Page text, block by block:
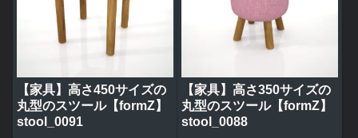
【家具】高さ450サイズの
丸型のスツール【formZ】
stool_0091
【家具】高さ350サイズの
丸型のスツール【formZ】
stool_0088